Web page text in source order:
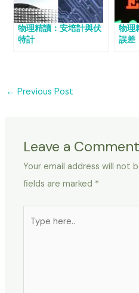
物理精讀：安培計與伏
特計
物理
誤差
← Previous Post
Leave a Comment
Your email address will not
fields are marked *